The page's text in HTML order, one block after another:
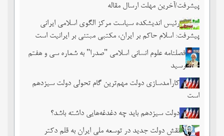
پیشرفت/آخرین مهلت ارسال مقاله
رئیس اندیشکده سیاست مرکز الگوی اسلامی ایرانی
پیشرفت: اسلام حاکم بر ایران، مکتبی مبتنی بر ایرانیت است
فصلنامه علوم انسانی اسلامی "صدرا" به شماره سی و هفتم
رسید
کارآمدسازی دولت مهم‌ترین گام تحولی دولت سیزدهم
است
دولت سیزدهم باید چه دغدغه‌هایی داشته باشد؟
نقش دولت جدید در توسعه ملی ایران به قلم دکتر